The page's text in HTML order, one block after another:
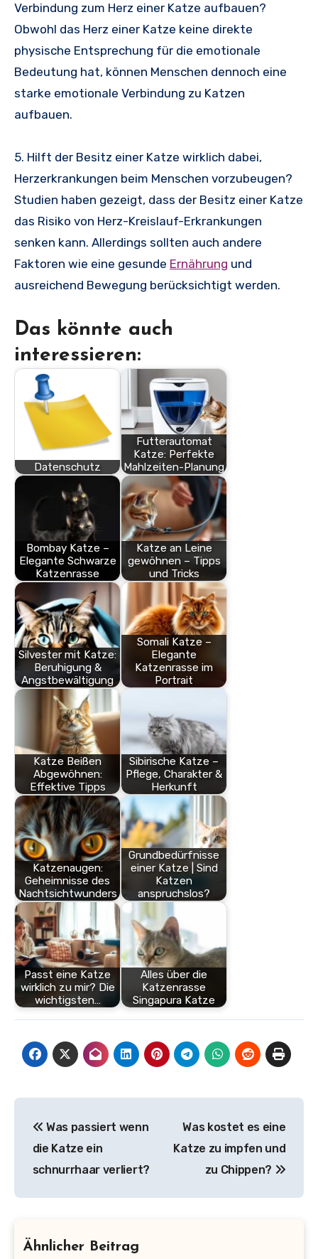
Verbindung zum Herz einer Katze aufbauen?
Obwohl das Herz einer Katze keine direkte
physische Entsprechung für die emotionale
Bedeutung hat, können Menschen dennoch eine
starke emotionale Verbindung zu Katzen
aufbauen.
5. Hilft der Besitz einer Katze wirklich dabei,
Herzerkrankungen beim Menschen vorzubeugen?
Studien haben gezeigt, dass der Besitz einer Katze
das Risiko von Herz-Kreislauf-Erkrankungen
senken kann. Allerdings sollten auch andere
Faktoren wie eine gesunde Ernährung und
ausreichend Bewegung berücksichtigt werden.
Das könnte auch
interessieren:
Datenschutz
Futterautomat
Katze: Perfekte
Mahlzeiten-Planung
Bombay Katze –
Elegante Schwarze
Katzenrasse
Katze an Leine
gewöhnen – Tipps
und Tricks
Silvester mit Katze:
Beruhigung &
Angstbewältigung
Somali Katze –
Elegante
Katzenrasse im
Portrait
Katze Beißen
Abgewöhnen:
Effektive Tipps
Sibirische Katze –
Pflege, Charakter &
Herkunft
Katzenaugen:
Geheimnisse des
Nachtsichtwunders
Grundbedürfnisse
einer Katze | Sind
Katzen
anspruchslos?
Passt eine Katze
wirklich zu mir? Die
wichtigsten…
Alles über die
Katzenrasse
Singapura Katze
Was passiert wenn
die Katze ein
schnurrhaar verliert?
Was kostet es eine
Katze zu impfen und
zu Chippen?
Ähnlicher Beitrag